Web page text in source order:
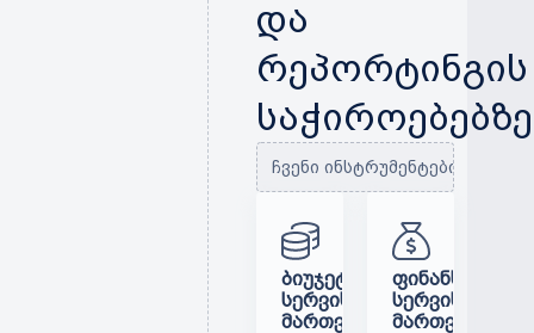
და
რეპორტინგის
ჩვენი ინსტრუმენტები:
ᲑᲘᲣᲯᲔᲢᲘᲠᲔᲑᲘᲡ
ᲡᲔᲠᲕᲘᲡᲔᲑᲘᲡ
ᲛᲐᲠᲗᲕᲐ
ᲤᲘᲜᲐᲜᲡᲣᲠᲘ
ᲡᲔᲠᲕᲘᲡᲔᲑᲘᲡ
ᲛᲐᲠᲗᲕᲐ